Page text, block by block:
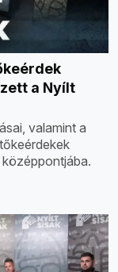
a Nyílt
valamint a